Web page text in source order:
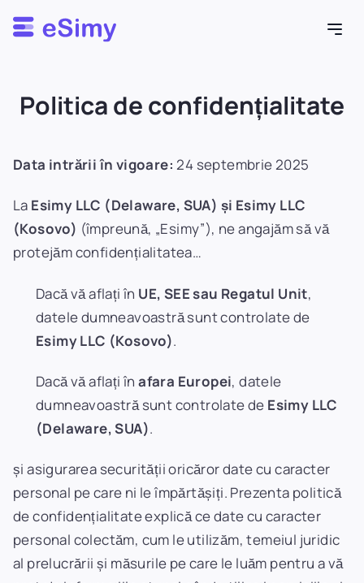
Esimy
Politica de confidențialitate
Data intrării în vigoare: 24 septembrie 2025
La Esimy LLC (Delaware, SUA) și Esimy LLC
(Kosovo) (împreună, „Esimy”), ne angajăm să vă
protejăm confidențialitatea…
Dacă vă aflați în UE, SEE sau Regatul Unit,
datele dumneavoastră sunt controlate de
Esimy LLC (Kosovo).
Dacă vă aflați înafara Europei, datele
dumneavoastră sunt controlate de Esimy LLC
(Delaware, SUA).
și asigurarea securității oricăror date cu caracter
personal pe care ni le împărtășiți. Prezenta politică
de confidențialitate explică ce date cu caracter
personal colectăm, cum le utilizăm, temeiul juridic
al prelucrării și măsurile pe care le luăm pentru a vă